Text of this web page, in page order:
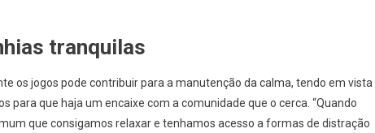
tranquilas
os jogos pode contribuir para a manutenção da calma, tendo em vista
que haja um encaixe com a comunidade que o cerca. “Quando
que consigamos relaxar e tenhamos acesso a formas de distração